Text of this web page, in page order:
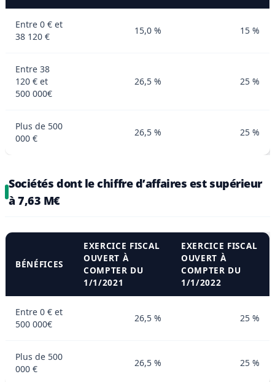
Entre 0 € et
38 120 €
15,0 % 15 %
Entre 38
120 € et
500 000€
26,5 % 25 %
Plus de 500
000 €
26,5 % 25 %
Sociétés dont le chiffre d’affaires est supérieur
à 7,63 M€
BÉNÉFICES
EXERCICE FISCAL
OUVERT À
COMPTER DU
1/1/2021
EXERCICE FISCAL
OUVERT À
COMPTER DU
1/1/2022
Entre 0 € et
500 000€
26,5 % 25 %
Plus de 500
000 €
26,5 % 25 %